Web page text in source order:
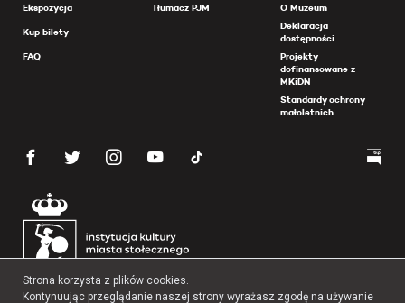
Ekspozycja
Kup bilety
FAQ
Tłumacz PJM
O Muzeum
Deklaracja
dostępności
Projekty
dofinansowane z
MKiDN
Standardy ochrony
małoletnich
Strona korzysta z plików cookies.
Kontynuując przeglądanie naszej strony wyrażasz zgodę na używanie